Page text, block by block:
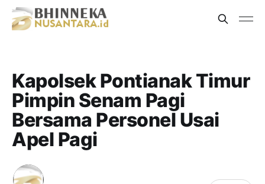
Kapolsek Pontianak Timur
Pimpin Senam Pagi
Bersama Personel Usai
Apel Pagi